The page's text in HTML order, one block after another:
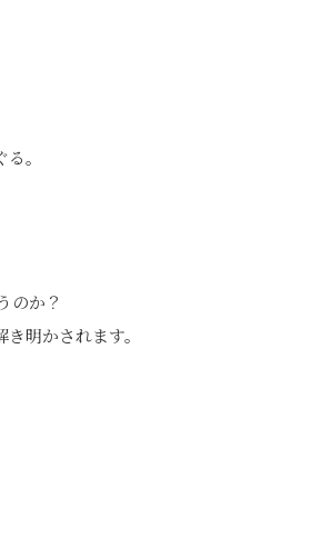
。
のか？
明かされます。